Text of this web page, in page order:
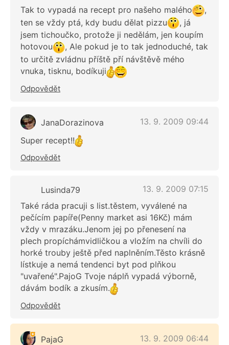
Tak to vypadá na recept pro našeho malého
,
ten se vždy ptá, kdy budu dělat pizzu
, já
jsem tichoučko, protože ji nedělám, jen koupím
hotovou
, Ale pokud je to tak jednoduché, tak
to určitě zvládnu příště pří návštěvě mého
vnuka, tisknu, bodíkuji
Odpovědět
JanaDorazinova
13. 9. 2009 09:44
Super recept!!
Odpovědět
Lusinda79
13. 9. 2009 07:15
Také ráda pracuji s list.těstem, vyválené na
pečícím papíře(Penny market asi 16Kč) mám
vždy v mrazáku.Jenom jej po přenesení na
plech propíchámvidličkou a vložím na chvíli do
horké trouby ještě před naplněním.Těsto krásně
lístkuje a nemá tendenci byt pod plňkou
"uvařené".PajoG Tvoje náplň vypadá výborně,
dávám bodík a zkusím.
Odpovědět
PajaG 13. 9. 2009 06:44